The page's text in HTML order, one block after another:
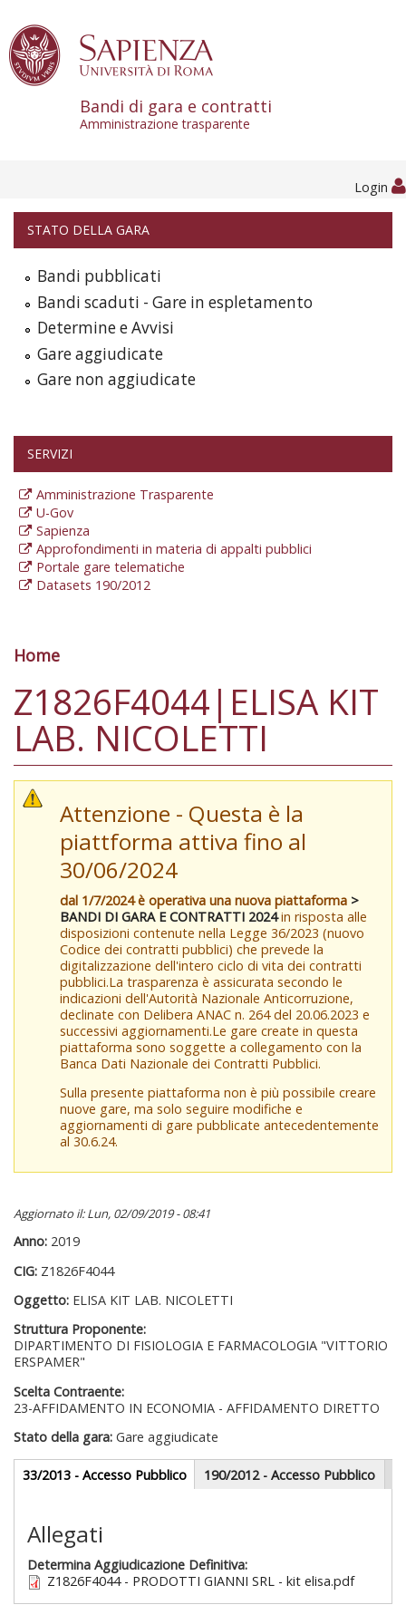
Bandi di gara e contratti
Amministrazione trasparente
Login
STATO DELLA GARA
Bandi pubblicati
Bandi scaduti - Gare in espletamento
Determine e Avvisi
Gare aggiudicate
Gare non aggiudicate
SERVIZI
Amministrazione Trasparente
U-Gov
Sapienza
Approfondimenti in materia di appalti pubblici
Portale gare telematiche
Datasets 190/2012
Tu sei qui
Home
Z1826F4044|ELISA KIT
LAB. NICOLETTI
Attenzione - Questa è la
piattforma attiva fino al
30/06/2024
dal 1/7/2024 è operativa una nuova piattaforma >
BANDI DI GARA E CONTRATTI 2024in risposta alle
disposizioni contenute nella Legge 36/2023 (nuovo
Codice dei contratti pubblici) che prevede la
digitalizzazione dell'intero ciclo di vita dei contratti
pubblici.La trasparenza è assicurata secondo le
indicazioni dell'Autorità Nazionale Anticorruzione,
declinate con Delibera ANAC n. 264 del 20.06.2023 e
successivi aggiornamenti.Le gare create in questa
piattaforma sono soggette a collegamento con la
Banca Dati Nazionale dei Contratti Pubblici.
Sulla presente piattaforma non è più possibile creare
nuove gare, ma solo seguire modifiche e
aggiornamenti di gare pubblicate antecedentemente
al 30.6.24.
Aggiornato il: Lun, 02/09/2019 - 08:41
Anno: 2019
CIG: Z1826F4044
Oggetto: ELISA KIT LAB. NICOLETTI
Struttura Proponente:
DIPARTIMENTO DI FISIOLOGIA E FARMACOLOGIA "VITTORIO
ERSPAMER"
Scelta Contraente:
23-AFFIDAMENTO IN ECONOMIA - AFFIDAMENTO DIRETTO
Stato della gara: Gare aggiudicate
Gare appalti
33/2013 - Accesso Pubblico(scheda
attiva)
190/2012 - Accesso Pubblico
Sezione redazionale
Allegati
Determina Aggiudicazione Definitiva:
Z1826F4044 - PRODOTTI GIANNI SRL - kit elisa.pdf